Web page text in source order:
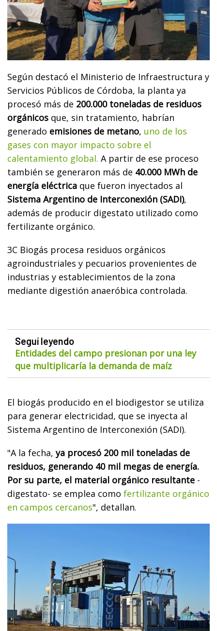
Según destacó el Ministerio de Infraestructura y
Servicios Públicos de Córdoba, la planta ya
procesó más de 200.000 toneladas de residuos
orgánicos que, sin tratamiento, habrían
generado emisiones de metano, uno de los
gases con mayor impacto sobre el
calentamiento global. A partir de ese proceso
también se generaron más de 40.000 MWh de
energía eléctrica que fueron inyectados al
Sistema Argentino de Interconexión (SADI),
además de producir digestato utilizado como
fertilizante orgánico.
3C Biogás procesa residuos orgánicos
agroindustriales y pecuarios provenientes de
industrias y establecimientos de la zona
mediante digestión anaeróbica controlada.
Seguí leyendo
Entidades del campo presionan por una ley
que multiplicaría la demanda de maíz
El biogás producido en el biodigestor se utiliza
para generar electricidad, que se inyecta al
Sistema Argentino de Interconexión (SADI).
"A la fecha,ya procesó 200 mil toneladas de
residuos, generando 40 mil megas de energía.
Por su parte, el material orgánico resultante -
digestato- se emplea como fertilizante orgánico
en campos cercanos", detallan.